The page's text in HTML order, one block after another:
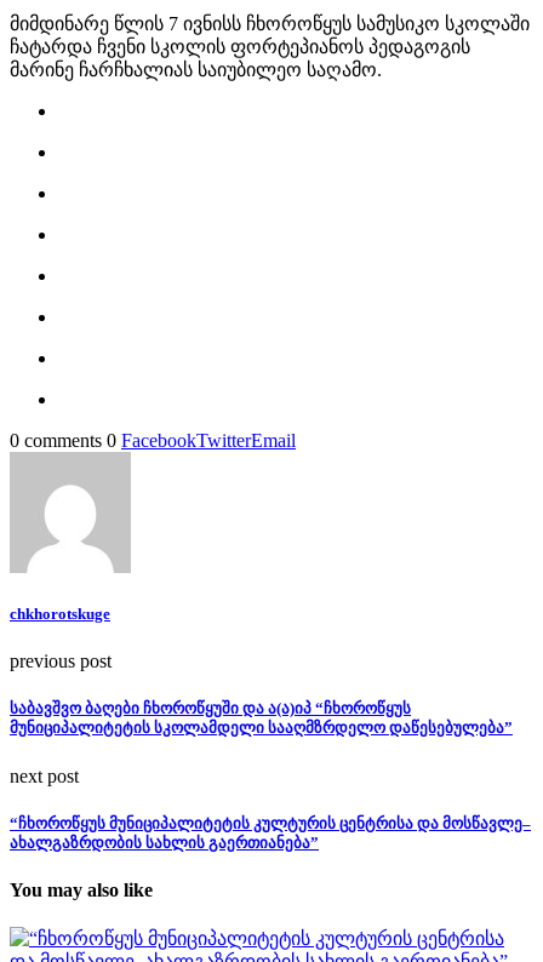
მიმდინარე წლის 7 ივნისს ჩხოროწყუს სამუსიკო სკოლაში
ჩატარდა ჩვენი სკოლის ფორტეპიანოს პედაგოგის
მარინე ჩარჩხალიას საიუბილეო საღამო.
0 comments 0 FacebookTwitterEmail
chkhorotskuge
previous post
საბავშვო ბაღები ჩხოროწყუში და ა(ა)იპ “ჩხოროწყუს
მუნიციპალიტეტის სკოლამდელი სააღმზრდელო დაწესებულება”
next post
“ჩხოროწყუს მუნიციპალიტეტის კულტურის ცენტრისა და მოსწავლე–
ახალგაზრდობის სახლის გაერთიანება”
You may also like